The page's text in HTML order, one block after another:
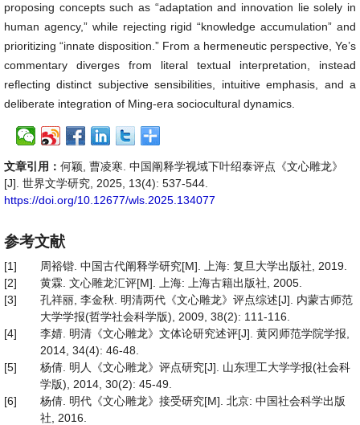
proposing concepts such as “adaptation and innovation lie solely in
human agency,” while rejecting rigid “knowledge accumulation” and
prioritizing “innate disposition.” From a hermeneutic perspective, Ye’s
commentary diverges from literal textual interpretation, instead
reflecting distinct subjective sensibilities, intuitive emphasis, and a
deliberate integration of Ming-era sociocultural dynamics.
文章引用： 何颖, 曹凌寒. 中国阐释学视域下叶绍泰评点《文心雕龙》
[J]. 世界文学研究, 2025, 13(4): 537-544.
https://doi.org/10.12677/wls.2025.134077
参考文献
[1]
周裕锴. 中国古代阐释学研究[M]. 上海: 复旦大学出版社, 2019.
[2]
黄霖. 文心雕龙汇评[M]. 上海: 上海古籍出版社, 2005.
[3]
孔祥丽, 李金秋. 明清两代《文心雕龙》评点综述[J]. 内蒙古师范
大学学报(哲学社会科学版), 2009, 38(2): 111-116.
[4]
李婧. 明清《文心雕龙》文体论研究述评[J]. 黄冈师范学院学报,
2014, 34(4): 46-48.
[5]
杨倩. 明人《文心雕龙》评点研究[J]. 山东理工大学学报(社会科
学版), 2014, 30(2): 45-49.
[6]
杨倩. 明代《文心雕龙》接受研究[M]. 北京: 中国社会科学出版
社, 2016.